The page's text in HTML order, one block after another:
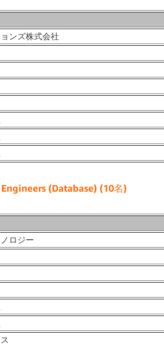
ンズ株式会社
(Database) (10名)
ロジー